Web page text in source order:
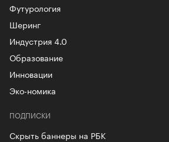
Футурология
Шеринг
Индустрия 4.0
Образование
Инновации
Эко-номика
ПОДПИСКИ
Скрыть баннеры на РБК